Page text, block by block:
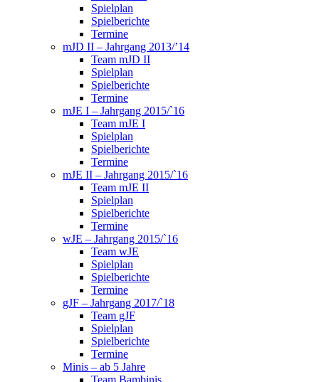
Spielplan
Spielberichte
Termine
mJD II – Jahrgang 2013/’14
Team mJD II
Spielplan
Spielberichte
Termine
mJE I – Jahrgang 2015/`16
Team mJE I
Spielplan
Spielberichte
Termine
mJE II – Jahrgang 2015/`16
Team mJE II
Spielplan
Spielberichte
Termine
wJE – Jahrgang 2015/`16
Team wJE
Spielplan
Spielberichte
Termine
gJF – Jahrgang 2017/`18
Team gJF
Spielplan
Spielberichte
Termine
Minis – ab 5 Jahre
Team Bambinis